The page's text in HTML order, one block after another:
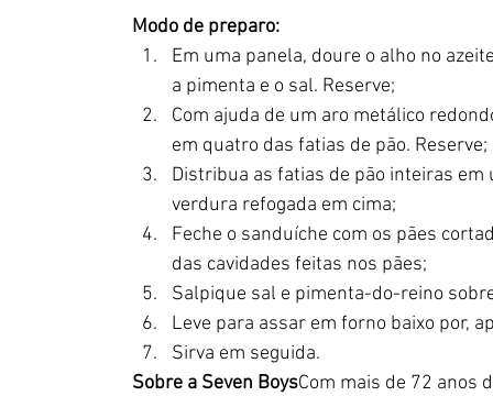
Modo de preparo:
Em uma panela, doure o alho no
a pimenta e o sal. Reserve;
Com ajuda de um aro metálico
em quatro das fatias de pão. Reserve;
Distribua as fatias de pão inteiras
verdura refogada em cima;
Feche o sanduíche com os pães
das cavidades feitas nos pães;
Salpique sal e pimenta-do-reino
Leve para assar em forno baixo por,
Sirva em seguida.
Sobre a Seven BoysCom mais de 72 anos